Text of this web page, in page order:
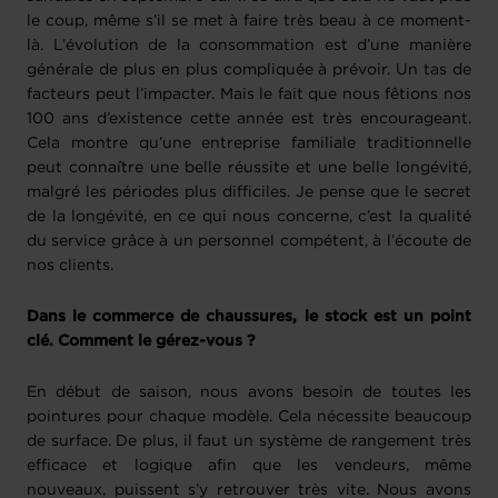
le coup, même s’il se met à faire très beau à ce moment-
là. L’évolution de la consommation est d’une manière
générale de plus en plus compliquée à prévoir. Un tas de
facteurs peut l’impacter. Mais le fait que nous fêtions nos
100 ans d’existence cette année est très encourageant.
Cela montre qu’une entreprise familiale traditionnelle
peut connaître une belle réussite et une belle longévité,
malgré les périodes plus difficiles. Je pense que le secret
de la longévité, en ce qui nous concerne, c’est la qualité
du service grâce à un personnel compétent, à l’écoute de
nos clients.
Dans le commerce de chaussures, le stock est un point
clé. Comment le gérez-vous ?
En début de saison, nous avons besoin de toutes les
pointures pour chaque modèle. Cela nécessite beaucoup
de surface. De plus, il faut un système de rangement très
efficace et logique afin que les vendeurs, même
nouveaux, puissent s’y retrouver très vite. Nous avons